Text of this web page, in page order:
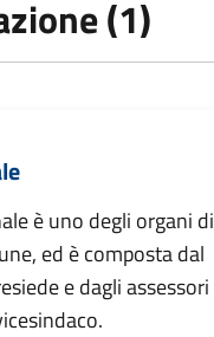
(1)
è uno degli organi di
ed è composta dal
e dagli assessori